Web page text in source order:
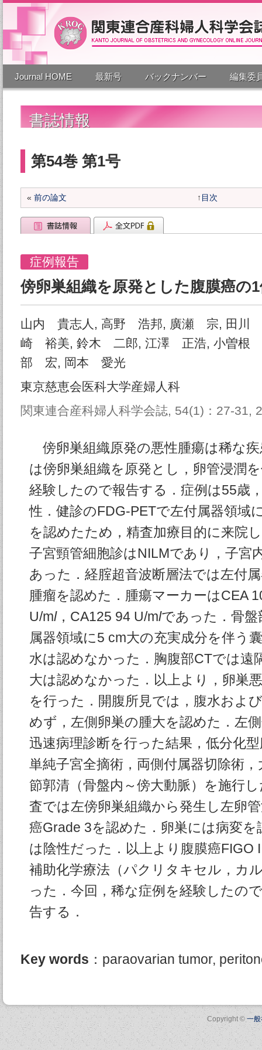
Journal HOME 最新号 バックナンバー 編集委
書誌情報
第54巻 第1号
« 前の論文 ↑ 目次
症例報告
傍卵巣組織を原発とした腹膜癌の
山内 貴志人, 高野 浩邦, 廣瀬 宗, 田川
崎 裕美, 鈴木 二郎, 江澤 正浩, 小曽根
部 宏, 岡本 愛光
東京慈恵会医科大学産婦人科
関東連合産科婦人科学会誌, 54(1)：27-31,
傍卵巣組織原発の悪性腫瘍は稀な
は傍卵巣組織を原発とし，卵管浸潤
経験したので報告する．症例は55歳
性．健診のFDG-PETで左付属器領域
を認めたため，精査加療目的に来院
子宮頸管細胞診はNILMであり，子宮
あった．経腟超音波断層法では左付
腫瘤を認めた．腫瘍マーカーはCEA
U/ml，CA125 94 U/mlであった．骨盤
属器領域に5 cm大の充実成分を伴う
水は認めなかった．胸腹部CTでは遠
大は認めなかった．以上より，卵巣
を行った．開腹所見では，腹水およ
めず，左側卵巣の腫大を認めた．左
迅速病理診断を行った結果，低分化
単純子宮全摘術，両側付属器切除術
節郭清（骨盤内～傍大動脈）を施行
査では左傍卵巣組織から発生し左卵
癌Grade 3を認めた．卵巣には病変を
は陰性だった．以上より腹膜癌FIGO
補助化学療法（パクリタキセル，カ
った．今回，稀な症例を経験したの
告する．
Key words ：paraovarian tumor,
Copyright © 一